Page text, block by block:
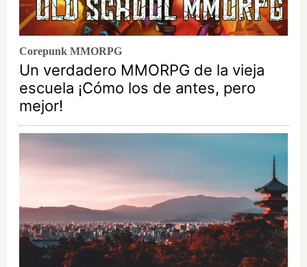
Corepunk MMORPG
Un verdadero MMORPG de la vieja
escuela ¡Cómo los de antes, pero
mejor!